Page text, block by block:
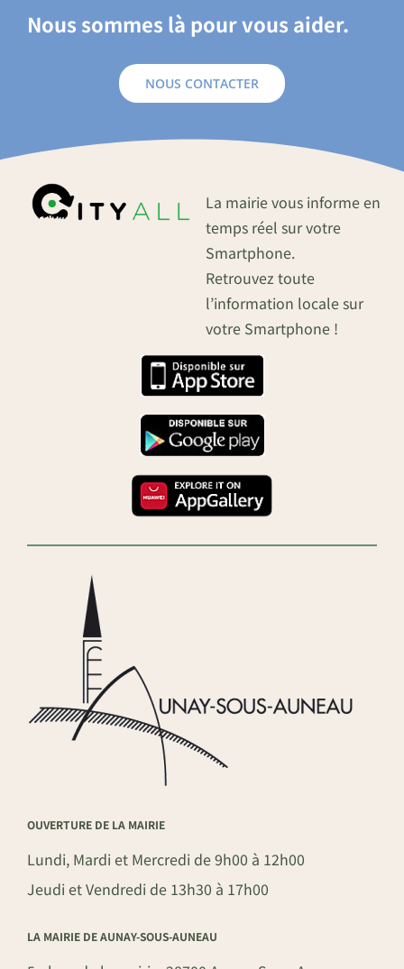
Nous sommes là pour vous aider.
NOUS CONTACTER
La mairie vous informe en
temps réel sur votre
Smartphone.
Retrouvez toute
l’information locale sur
votre Smartphone !
OUVERTURE DE LA MAIRIE
Lundi, Mardi et Mercredi de 9h00 à 12h00
Jeudi et Vendredi de 13h30 à 17h00
LA MAIRIE DE AUNAY-SOUS-AUNEAU